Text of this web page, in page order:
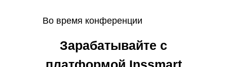
Во время конференции
рынка недвижимости, включая
жилищное строительство,
Зарабатывайте с